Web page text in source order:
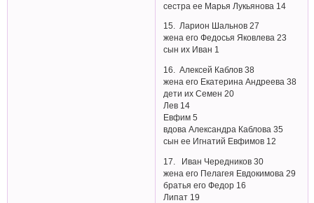
сестра ее Марья Лукьянова 14
15. Ларион Шальнов 27
жена его Федосья Яковлева 23
сын их Иван 1
16. Алексей Каблов 38
жена его Екатерина Андреева 38
дети их Семен 20
Лев 14
Евфим 5
вдова Александра Каблова 35
сын ее Игнатий Евфимов 12
17. Иван Чередников 30
жена его Пелагея Евдокимова 29
братья его Федор 16
Липат 19